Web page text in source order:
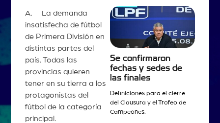
A. La demanda
insatisfecha de fútbol
de Primera División en
distintas partes del
país. Todas las
provincias quieren
tener en su tierra a los
protagonistas del
fútbol de la categoría
principal.
Se confirmaron
fechas y sedes de
las finales
Definiciones para el cierre
del Clausura y el Trofeo de
Campeones.